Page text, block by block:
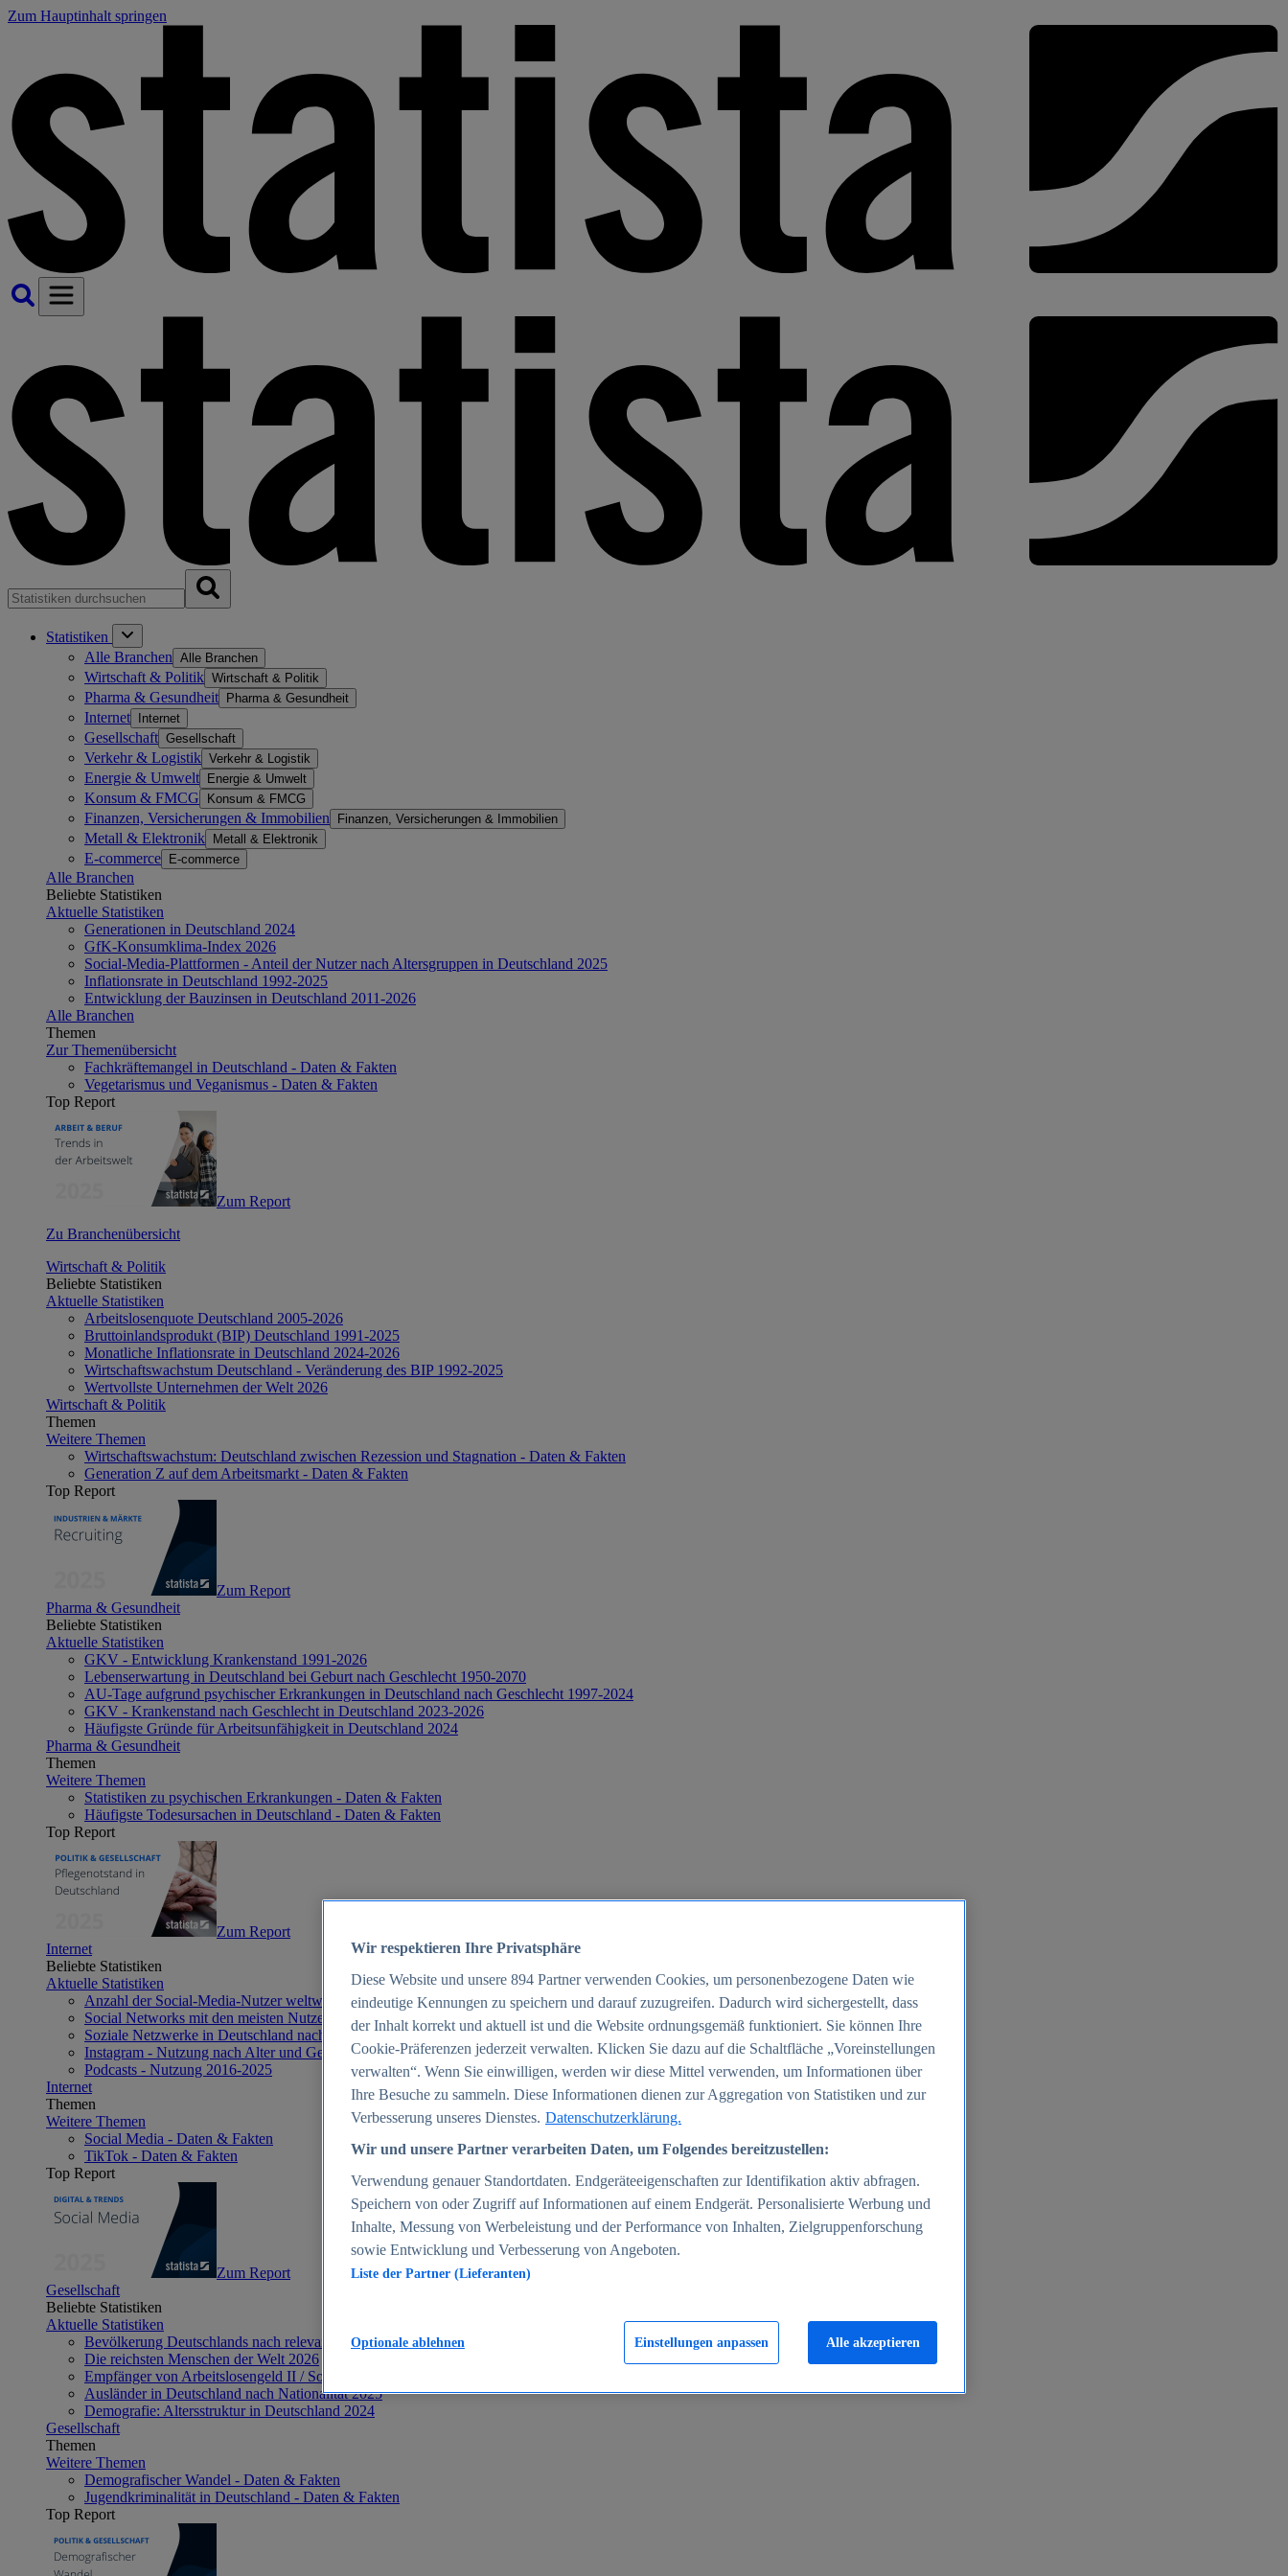
Zum Hauptinhalt springen
Statistiken
Alle Branchen Alle Branchen
Wirtschaft & Politik Wirtschaft & Politik
Pharma & Gesundheit Pharma & Gesundheit
Internet Internet
Gesellschaft Gesellschaft
Verkehr & Logistik Verkehr & Logistik
Energie & Umwelt Energie & Umwelt
Konsum & FMCG Konsum & FMCG
Finanzen, Versicherungen & Immobilien Finanzen, Versicherungen & Immobilien
Metall & Elektronik Metall & Elektronik
E-commerce E-commerce
Alle Branchen
Beliebte Statistiken
Aktuelle Statistiken
Generationen in Deutschland 2024
GfK-Konsumklima-Index 2026
Social-Media-Plattformen - Anteil der Nutzer nach Altersgruppen in Deutschland 2025
Inflationsrate in Deutschland 1992-2025
Entwicklung der Bauzinsen in Deutschland 2011-2026
Alle Branchen
Themen
Zur Themenübersicht
Fachkräftemangel in Deutschland - Daten & Fakten
Vegetarismus und Veganismus - Daten & Fakten
Top Report
Zum Report
Zu Branchenübersicht
Wirtschaft & Politik
Beliebte Statistiken
Aktuelle Statistiken
Arbeitslosenquote Deutschland 2005-2026
Bruttoinlandsprodukt (BIP) Deutschland 1991-2025
Monatliche Inflationsrate in Deutschland 2024-2026
Wirtschaftswachstum Deutschland - Veränderung des BIP 1992-2025
Wertvollste Unternehmen der Welt 2026
Wirtschaft & Politik
Themen
Weitere Themen
Wirtschaftswachstum: Deutschland zwischen Rezession und Stagnation - Daten & Fakten
Generation Z auf dem Arbeitsmarkt - Daten & Fakten
Top Report
Zum Report
Pharma & Gesundheit
Beliebte Statistiken
Aktuelle Statistiken
GKV - Entwicklung Krankenstand 1991-2026
Lebenserwartung in Deutschland bei Geburt nach Geschlecht 1950-2070
AU-Tage aufgrund psychischer Erkrankungen in Deutschland nach Geschlecht 1997-2024
GKV - Krankenstand nach Geschlecht in Deutschland 2023-2026
Häufigste Gründe für Arbeitsunfähigkeit in Deutschland 2024
Pharma & Gesundheit
Themen
Weitere Themen
Statistiken zu psychischen Erkrankungen - Daten & Fakten
Häufigste Todesursachen in Deutschland - Daten & Fakten
Top Report
Zum Report
Internet
Beliebte Statistiken
Aktuelle Statistiken
Anzahl der Social-Media-Nutzer weltweit 2012-2025
Social Networks mit den meisten Nutzern weltweit 2025
Soziale Netzwerke in Deutschland nach Generationen 2025
Instagram - Nutzung nach Alter und Geschlecht in Deutschland 2025
Podcasts - Nutzung 2016-2025
Internet
Themen
Weitere Themen
Social Media - Daten & Fakten
TikTok - Daten & Fakten
Top Report
Zum Report
Gesellschaft
Beliebte Statistiken
Aktuelle Statistiken
Bevölkerung Deutschlands nach relevanten Altersgruppen 2024
Die reichsten Menschen der Welt 2026
Empfänger von Arbeitslosengeld II / Sozialgeld / Bürgergeld in Deutschland 2005-2025
Ausländer in Deutschland nach Nationalität 2025
Demografie: Altersstruktur in Deutschland 2024
Gesellschaft
Themen
Weitere Themen
Demografischer Wandel - Daten & Fakten
Jugendkriminalität in Deutschland - Daten & Fakten
Top Report
Wir respektieren Ihre Privatsphäre
Diese Website und unsere 894 Partner verwenden Cookies, um personenbezogene Daten wie
eindeutige Kennungen zu speichern und darauf zuzugreifen. Dadurch wird sichergestellt, dass
der Inhalt korrekt und aktuell ist und die Website ordnungsgemäß funktioniert. Sie können Ihre
Cookie-Präferenzen jederzeit verwalten. Klicken Sie dazu auf die Schaltfläche „Voreinstellungen
verwalten“. Wenn Sie einwilligen, werden wir diese Mittel verwenden, um Informationen über
Ihre Besuche zu sammeln. Diese Informationen dienen zur Aggregation von Statistiken und zur
Verbesserung unseres Dienstes. Datenschutzerklärung.
Wir und unsere Partner verarbeiten Daten, um Folgendes bereitzustellen:
Verwendung genauer Standortdaten. Endgeräteeigenschaften zur Identifikation aktiv abfragen.
Speichern von oder Zugriff auf Informationen auf einem Endgerät. Personalisierte Werbung und
Inhalte, Messung von Werbeleistung und der Performance von Inhalten, Zielgruppenforschung
sowie Entwicklung und Verbesserung von Angeboten.
Liste der Partner (Lieferanten)
Einstellungen anpassen
Optionale ablehnen Alle akzeptieren